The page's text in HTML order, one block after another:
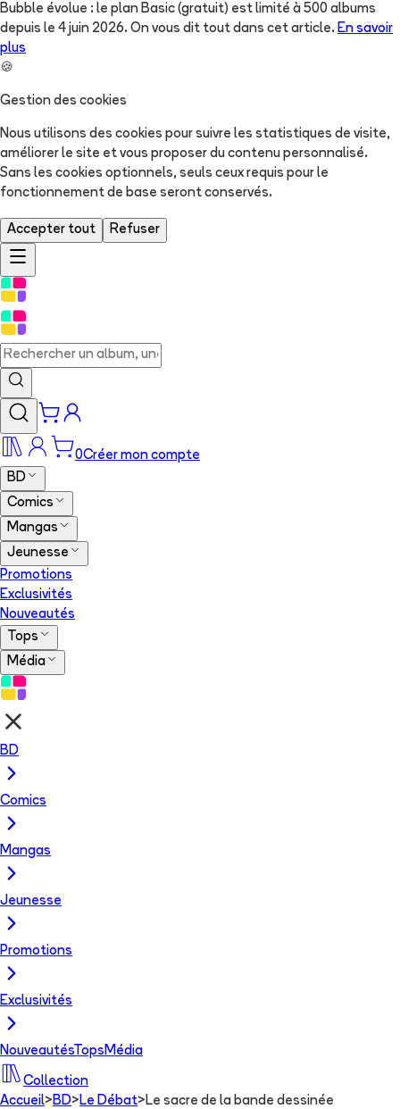
Bubble évolue : le plan Basic (gratuit) est limité à 500 albums
depuis le 4 juin 2026. On vous dit tout dans cet article. En savoir
plus
🍪
Gestion des cookies
Nous utilisons des cookies pour suivre les statistiques de visite,
améliorer le site et vous proposer du contenu personnalisé.
Sans les cookies optionnels, seuls ceux requis pour le
fonctionnement de base seront conservés.
Accepter tout Refuser
0Créer mon compte
BD
Comics
Mangas
Jeunesse
Promotions
Exclusivités
Nouveautés
Tops
Média
BD
Comics
Mangas
Jeunesse
Promotions
Exclusivités
NouveautésTops Média
Collection
Accueil> BD> Le Débat> Le sacre de la bande dessinée